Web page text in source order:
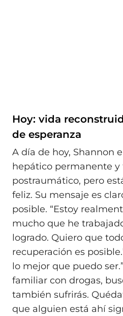
Hoy: vida
de esperanza
A día de hoy, Shannon
hepático permanente y
postraumático, pero
feliz. Su mensaje es
posible. “Estoy
mucho que he
logrado. Quiero que
recuperación es
lo mejor que puedo
familiar con drogas,
también sufrirás.
que alguien está ahí